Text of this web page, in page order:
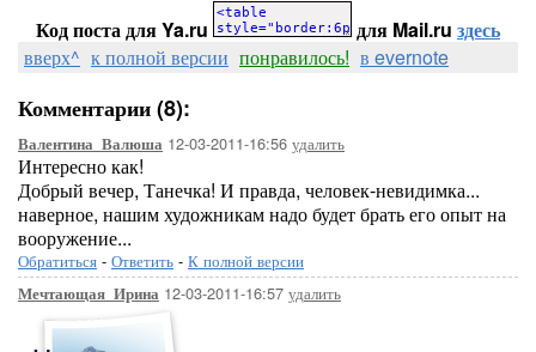
Код поста для Ya.ru для Mail.ru здесь
вверх^ к полной версии понравилось! в evernote
Комментарии (8):
Валентина_Валюша 12-03-2011-16:56 удалить
Интересно как!
Добрый вечер, Танечка! И правда, человек-невидимка...
наверное, нашим художникам надо будет брать его опыт на
вооружение...
Обратиться - Ответить - К полной версии
Мечтающая_Ирина 12-03-2011-16:57 удалить